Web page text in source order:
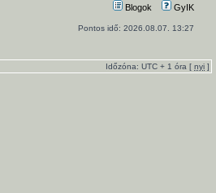
Blogok GyIK
Pontos idő: 2026.08.07. 13:27
Időzóna: UTC + 1 óra [ nyi ]